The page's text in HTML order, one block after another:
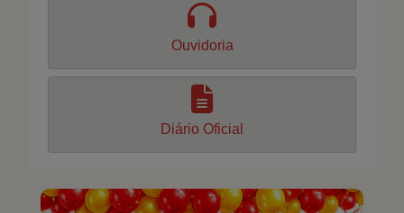
Ouvidoria
Diário Oficial